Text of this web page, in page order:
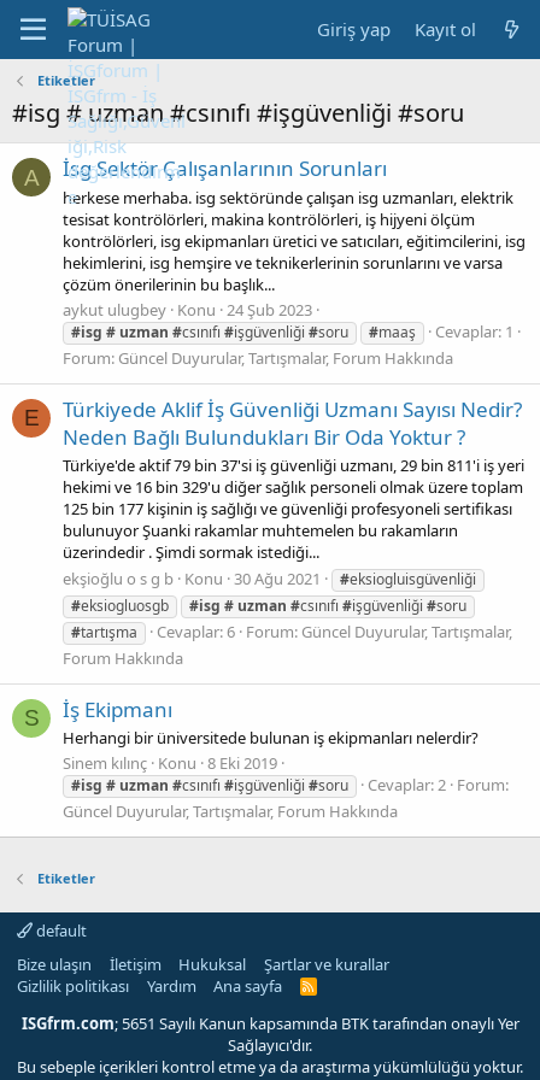
Giriş yap Kayıt ol
Etiketler
#isg # uzman #csınıfı #işgüvenliği #soru
A İsg Sektör Çalışanlarının Sorunları
herkese merhaba. isg sektöründe çalışan isg uzmanları, elektrik
tesisat kontrölörleri, makina kontrölörleri, iş hijyeni ölçüm
kontrölörleri, isg ekipmanları üretici ve satıcıları, eğitimcilerini, isg
hekimlerini, isg hemşire ve teknikerlerinin sorunlarını ve varsa
çözüm önerilerinin bu başlık...
aykut ulugbey Konu 24 Şub 2023
#isg # uzman #csınıfı #işgüvenliği #soru #maaş
Cevaplar: 1
Forum: Güncel Duyurular, Tartışmalar, Forum Hakkında
E
Türkiyede Aklif İş Güvenliği Uzmanı Sayısı Nedir?
Neden Bağlı Bulundukları Bir Oda Yoktur ?
Türkiye'de aktif 79 bin 37'si iş güvenliği uzmanı, 29 bin 811'i iş yeri
hekimi ve 16 bin 329'u diğer sağlık personeli olmak üzere toplam
125 bin 177 kişinin iş sağlığı ve güvenliği profesyoneli sertifikası
bulunuyor Şuanki rakamlar muhtemelen bu rakamların
üzerindedir . Şimdi sormak istediği...
ekşioğlu o s g b Konu 30 Ağu 2021 #eksiogluisgüvenliği
#eksiogluosgb #isg # uzman #csınıfı #işgüvenliği #soru
#tartışma Cevaplar: 6 Forum: Güncel Duyurular, Tartışmalar,
Forum Hakkında
S İş Ekipmanı
Herhangi bir üniversitede bulunan iş ekipmanları nelerdir?
Sinem kılınç Konu 8 Eki 2019
#isg # uzman #csınıfı #işgüvenliği #soru Cevaplar: 2 Forum:
Güncel Duyurular, Tartışmalar, Forum Hakkında
Etiketler
default
Bize ulaşın
İletişim Hukuksal
Şartlar ve kurallar
Gizlilik politikası
Yardım Ana sayfa
R
S
ISGfrm.com; 5651 Sayılı Kanun kapsamında BTK tarafından onaylı Yer
Sağlayıcı'dır.
Bu sebeple içerikleri kontrol etme ya da araştırma yükümlülüğü yoktur.